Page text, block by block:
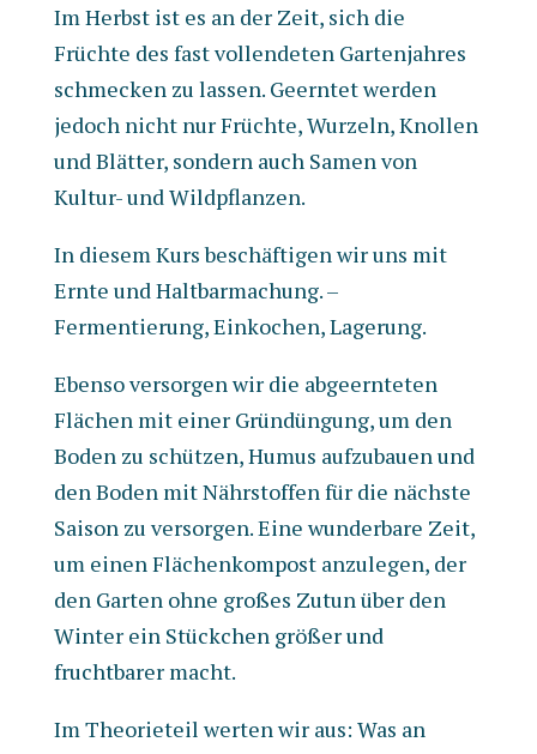
Im Herbst ist es an der Zeit, sich die
Früchte des fast vollendeten Gartenjahres
schmecken zu lassen. Geerntet werden
jedoch nicht nur Früchte, Wurzeln, Knollen
und Blätter, sondern auch Samen von
Kultur- und Wildpflanzen.
In diesem Kurs beschäftigen wir uns mit
Ernte und Haltbarmachung. –
Fermentierung, Einkochen, Lagerung.
Ebenso versorgen wir die abgeernteten
Flächen mit einer Gründüngung, um den
Boden zu schützen, Humus aufzubauen und
den Boden mit Nährstoffen für die nächste
Saison zu versorgen. Eine wunderbare Zeit,
um einen Flächenkompost anzulegen, der
den Garten ohne großes Zutun über den
Winter ein Stückchen größer und
fruchtbarer macht.
Im Theorieteil werten wir aus: Was an